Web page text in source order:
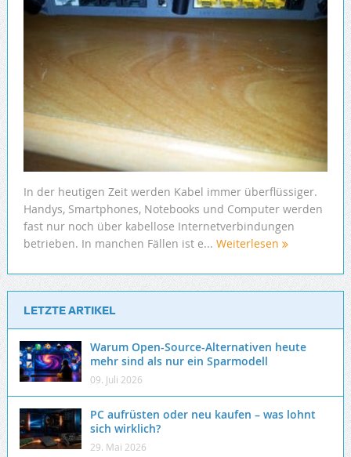
In der heutigen Zeit werden Kabel immer überflüssiger.
Handys, Smartphones, Notebooks und Computer werden
fast nur noch über kabellose Internetverbindungen
betrieben. In manchen Fällen ist e... Weiterlesen
LETZTE ARTIKEL
Warum Open-Source-Alternativen heute
mehr sind als nur ein Sparmodell
09. Juli 2026
PC aufrüsten oder neu kaufen – was lohnt
sich wirklich?
29. Mai 2026